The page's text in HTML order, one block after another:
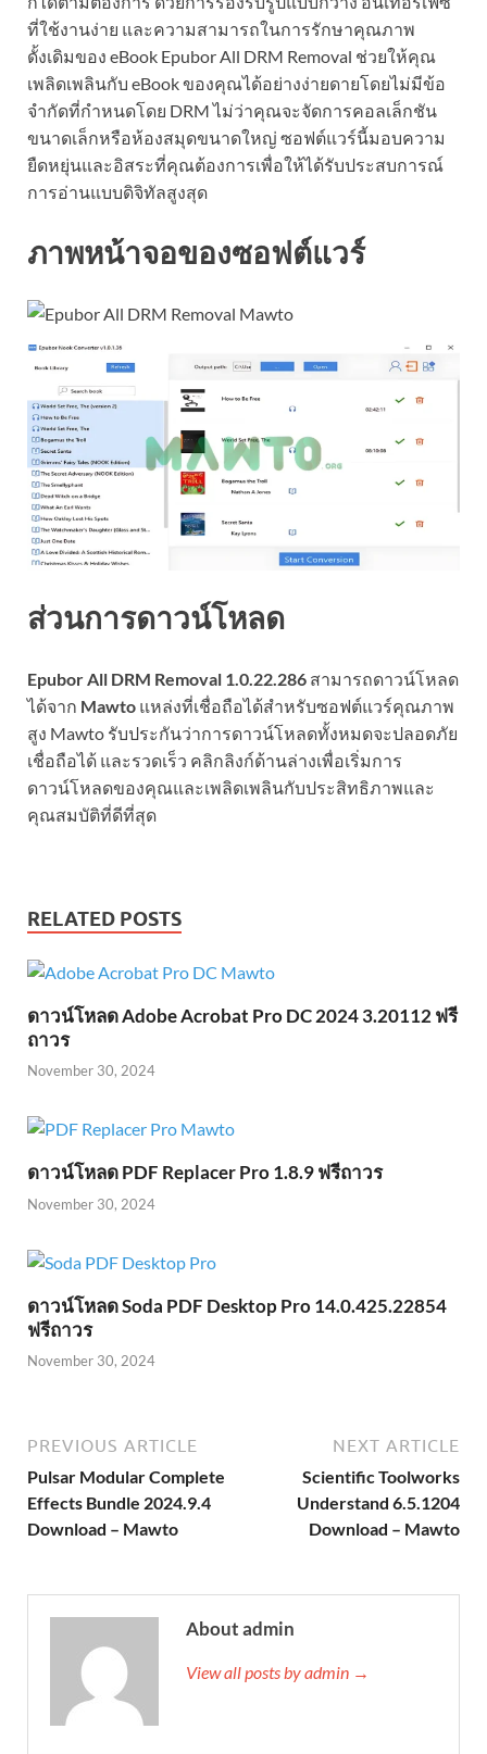
ที่ใช้งานง่าย และความสามารถในการรักษาคุณภาพ
ดั้งเดิมของ eBook Epubor All DRM Removal ช่วยให้คุณ
เพลิดเพลินกับ eBook ของคุณได้อย่างง่ายดายโดยไม่มีข้อ
จำกัดที่กำหนดโดย DRM ไม่ว่าคุณจะจัดการคอลเล็กชัน
ขนาดเล็กหรือห้องสมุดขนาดใหญ่ ซอฟต์แวร์นี้มอบความ
ยืดหยุ่นและอิสระที่คุณต้องการเพื่อให้ได้รับประสบการณ์
การอ่านแบบดิจิทัลสูงสุด
ภาพหน้าจอของซอฟต์แวร์
ส่วนการดาวน์โหลด
Epubor All DRM Removal 1.0.22.286 สามารถดาวน์โหลด
ได้จาก Mawto แหล่งที่เชื่อถือได้สำหรับซอฟต์แวร์คุณภาพ
สูง Mawto รับประกันว่าการดาวน์โหลดทั้งหมดจะปลอดภัย
เชื่อถือได้ และรวดเร็ว คลิกลิงก์ด้านล่างเพื่อเริ่มการ
ดาวน์โหลดของคุณและเพลิดเพลินกับประสิทธิภาพและ
คุณสมบัติที่ดีที่สุด
RELATED POSTS
ดาวน์โหลด Adobe Acrobat Pro DC 2024 3.20112 ฟรี
ถาวร
November 30, 2024
ดาวน์โหลด PDF Replacer Pro 1.8.9 ฟรีถาวร
November 30, 2024
ดาวน์โหลด Soda PDF Desktop Pro 14.0.425.22854
ฟรีถาวร
November 30, 2024
PREVIOUS ARTICLE
Pulsar Modular Complete
Effects Bundle 2024.9.4
Download – Mawto
NEXT ARTICLE
Scientific Toolworks
Understand 6.5.1204
Download – Mawto
About admin
View all posts by admin →